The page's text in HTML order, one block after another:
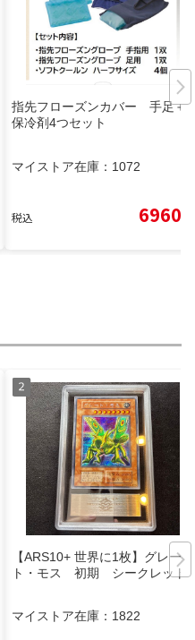
指先フローズンカバー 手足＋
保冷剤4つセット
マイストア在庫： 1072
税込 6960
【ARS10+ 世界に1枚】グレー
ト・モス 初期 シークレット
マイストア在庫： 1822